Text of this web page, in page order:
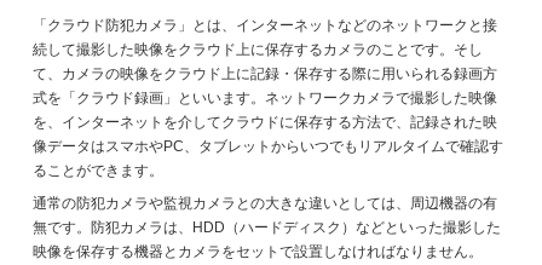
「クラウド防犯カメラ」とは、インターネットなどのネットワークと接
続して撮影した映像をクラウド上に保存するカメラのことです。そし
て、カメラの映像をクラウド上に記録・保存する際に用いられる録画方
式を「クラウド録画」といいます。ネットワークカメラで撮影した映像
を、インターネットを介してクラウドに保存する方法で、記録された映
像データはスマホやPC、タブレットからいつでもリアルタイムで確認す
ることができます。
通常の防犯カメラや監視カメラとの大きな違いとしては、周辺機器の有
無です。防犯カメラは、HDD（ハードディスク）などといった撮影した
映像を保存する機器とカメラをセットで設置しなければなりません。